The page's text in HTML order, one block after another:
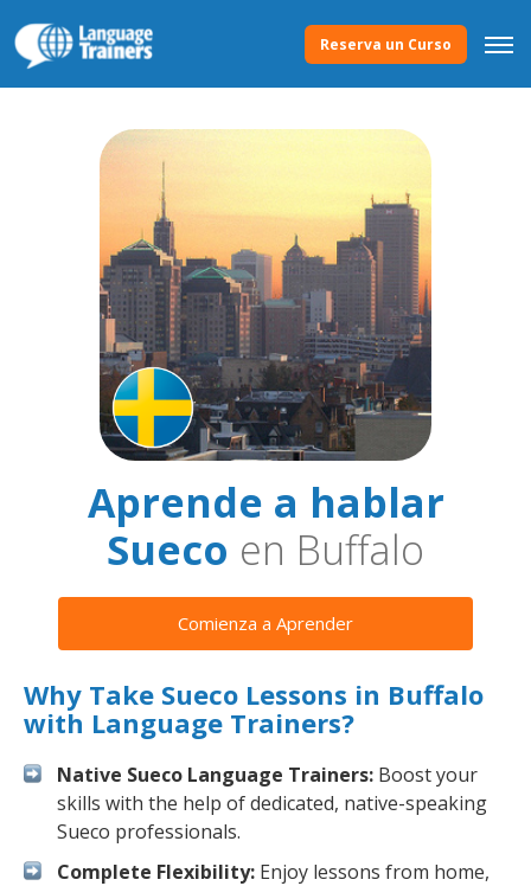
Reserva un Curso
Aprende a hablar
Sueco en Buffalo
Comienza a Aprender
Why Take Sueco Lessons in Buffalo
with Language Trainers?
Native Sueco Language Trainers: Boost your
skills with the help of dedicated, native-speaking
Sueco professionals.
Complete Flexibility: Enjoy lessons from home,